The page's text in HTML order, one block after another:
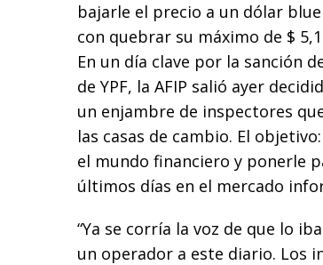
bajarle el precio a un dólar
con quebrar su máximo de $
En un día clave por la sanción
de YPF, la AFIP salió ayer
un enjambre de inspectores
las casas de cambio. El
el mundo financiero y ponerle
últimos días en el mercado
“Ya se corría la voz de que lo
un operador a este diario. Los